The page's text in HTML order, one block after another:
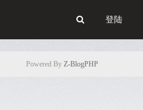
登陆
Powered By Z-BlogPHP